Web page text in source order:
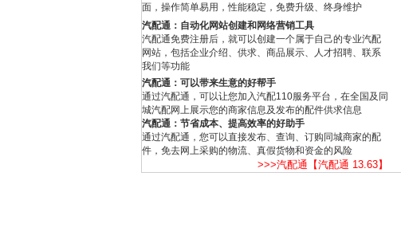
面，操作简单易用，性能稳定，免费升级、终身维护
汽配通：自动化网站创建和网络营销工具
汽配通免费注册后，就可以创建一个属于自己的专业汽配
网站，包括企业介绍、供求、商品展示、人才招聘、联系
我们等功能
汽配通：可以带来生意的好帮手
通过汽配通，可以让您加入汽配110服务平台，在全国及同
城汽配网上展示您的商家信息及发布的配件供求信息
汽配通：节省成本、提高效率的好助手
通过汽配通，您可以直接发布、查询、订购同城商家的配
件，免去网上采购的物流、真假货物和资金的风险
>>>汽配通【汽配通 13.63】